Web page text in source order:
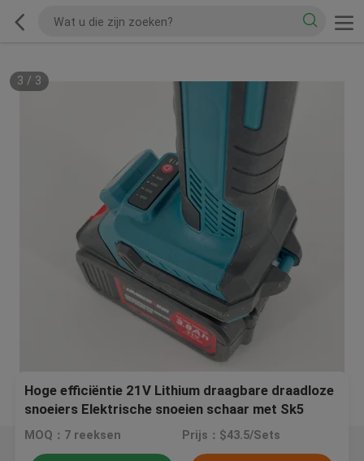
3 / 3
Hoge efficiëntie 21V Lithium draagbare draadloze
snoeiers Elektrische snoeien schaar met Sk5
messen
MOQ：7 reeksen Prijs：$43.5/Sets